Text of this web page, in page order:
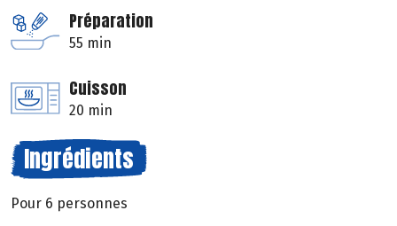
Préparation
55 min
Cuisson
20 min
Ingrédients
Pour 6 personnes